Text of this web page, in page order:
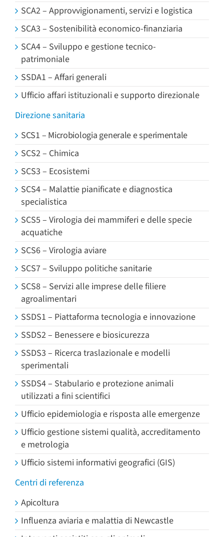
SCA2 – Approvvigionamenti, servizi e logistica
SCA3 – Sostenibilità economico-finanziaria
SCA4 – Sviluppo e gestione tecnico-
patrimoniale
SSDA1 – Affari generali
Ufficio affari istituzionali e supporto direzionale
Direzione sanitaria
SCS1 – Microbiologia generale e sperimentale
SCS2 – Chimica
SCS3 – Ecosistemi
SCS4 – Malattie pianificate e diagnostica
specialistica
SCS5 – Virologia dei mammiferi e delle specie
acquatiche
SCS6 – Virologia aviare
SCS7 – Sviluppo politiche sanitarie
SCS8 – Servizi alle imprese delle filiere
agroalimentari
SSDS1 – Piattaforma tecnologia e innovazione
SSDS2 – Benessere e biosicurezza
SSDS3 – Ricerca traslazionale e modelli
sperimentali
SSDS4 – Stabulario e protezione animali
utilizzati a fini scientifici
Ufficio epidemiologia e risposta alle emergenze
Ufficio gestione sistemi qualità, accreditamento
e metrologia
Ufficio sistemi informativi geografici (GIS)
Centri di referenza
Apicoltura
Influenza aviaria e malattia di Newcastle